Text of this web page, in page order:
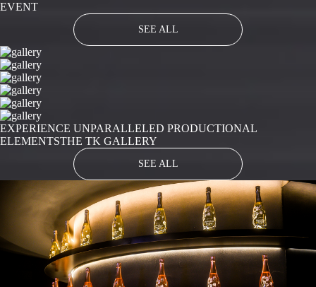
EVENT
SEE ALL
EXPERIENCE UNPARALLELED PRODUCTIONAL
ELEMENTSTHE TK GALLERY
SEE ALL